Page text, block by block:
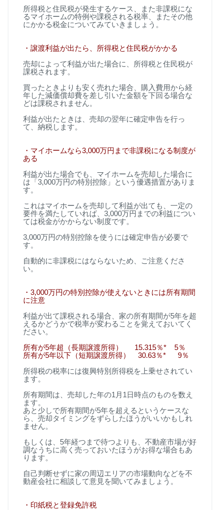
所得税と住民税が発生するケース、また非課税にな
るマイホームの特例や課税される税率、またその他
にかかる税金についてみていきましょう。
・譲渡利益が出たら、所得税と住民税がかかる
売却によって利益が出た場合に、所得税と住民税が
課税されます。
買ったときよりも安く売れた場合、購入費用から経
年した減価償却費を差し引いた金額を下回る場合な
どは課税されません。
利益が出たときは、売却の翌年に確定申告を行っ
て、納税します。
・マイホームなら3,000万円まで非課税になる制度が
ある
利益が出た場合でも、マイホームを売却した場合に
は「 3,000万円の特別控除」という優遇措置がありま
す。
これはマイホームを売却して利益が出ても、一定の
要件を満たしていれば、 3,000万円までの利益につい
ては税金がかからない制度です。
3,000万円の特別控除を使うには確定申告が必要で
す。
自動的に非課税にはならないため、ご注意くださ
い。
・ 3,000万円の特別控除が使えないときには所有期間
に注意
利益が出て課税される場合、家の所有期間が5年を超
えるかどうかで税率が変わることを覚えておいてく
ださい。
所有が5年超（長期譲渡所得） 15.315％* 5％
所有が5年以下（短期譲渡所得） 30.63％* 9％
所得税の税率には復興特別所得税を上乗せされてい
ます。
所有期間は、売却した年の1月 1日時点のものを数え
ます。
あと少しで所有期間が5年を超えるというケースな
ら、売却タイミングをずらしたほうがいいかもしれ
ません。
もしくは、 5年経つまで待つよりも、不動産市場が好
調なうちに高く売っておいたほうがお得な場合もあ
ります。
自己判断せずに家の周辺エリアの市場動向などを不
動産会社に相談して意見を聞いてみましょう。
・印紙税と登録免許税